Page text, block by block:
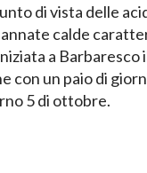
di vista delle
calde
a Barbaresco
con un paio di
5 di ottobre.